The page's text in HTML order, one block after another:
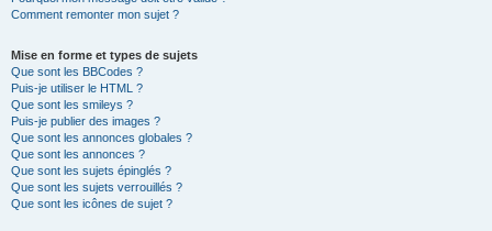
Comment remonter mon sujet ?
Mise en forme et types de sujets
Que sont les BBCodes ?
Puis-je utiliser le HTML ?
Que sont les smileys ?
Puis-je publier des images ?
Que sont les annonces globales ?
Que sont les annonces ?
Que sont les sujets épinglés ?
Que sont les sujets verrouillés ?
Que sont les icônes de sujet ?